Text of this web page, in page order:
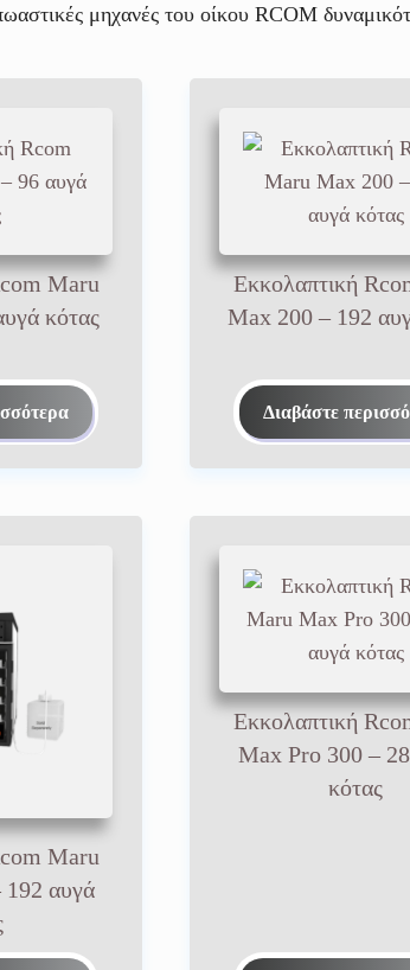
μηχανές του οίκου RCOM
Maru
κότας
Εκκολαπτική
Max 200 – 192
Διαβάστε
Maru
αυγά
Εκκολαπτική
Max Pro 300 –
κότας